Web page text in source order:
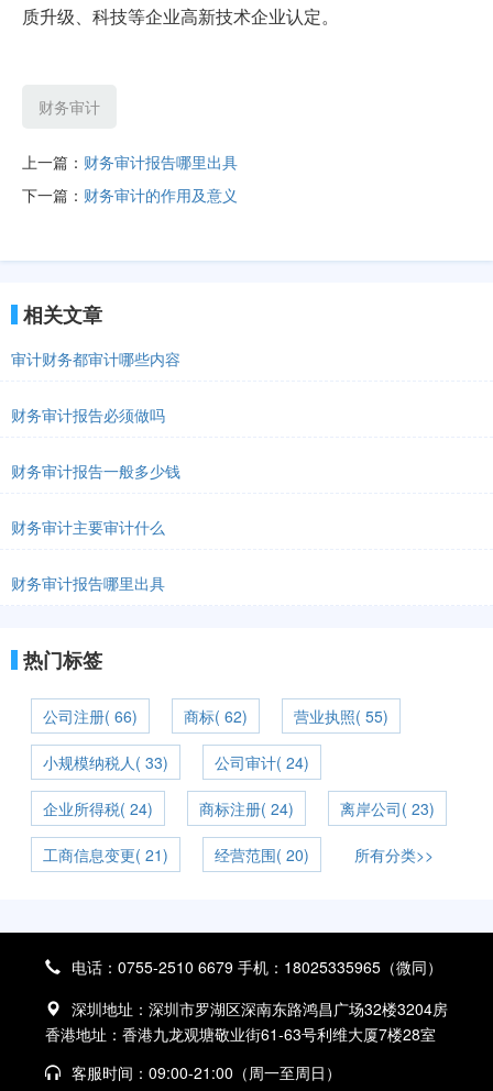
质升级、科技等企业高新技术企业认定。
财务审计
上一篇： 财务审计报告哪里出具
下一篇： 财务审计的作用及意义
相关文章
审计财务都审计哪些内容
财务审计报告必须做吗
财务审计报告一般多少钱
财务审计主要审计什么
财务审计报告哪里出具
热门标签
公司注册( 66) 商标( 62) 营业执照( 55)
小规模纳税人( 33) 公司审计( 24)
企业所得税( 24) 商标注册( 24) 离岸公司( 23)
工商信息变更( 21) 经营范围( 20) 所有分类>>
电话：0755-2510 6679 手机：18025335965（微同）
深圳地址：深圳市罗湖区深南东路鸿昌广场32楼3204房
香港地址：香港九龙观塘敬业街61-63号利维大厦7楼28室
客服时间：09:00-21:00（周一至周日）